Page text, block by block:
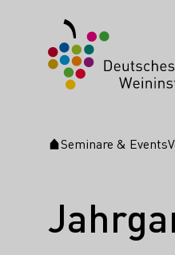
Startseite
Seminare & Events